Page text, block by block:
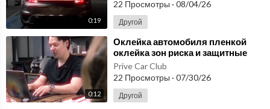
0:19
22 Просмотры · 08/04/26
Другой
0:12
⁣Оклейка автомобиля пленкой
оклейка зон риска и защитные
покрытия авто PRIVE Car Club
Prive Car Club
22 Просмотры · 07/30/26
Другой